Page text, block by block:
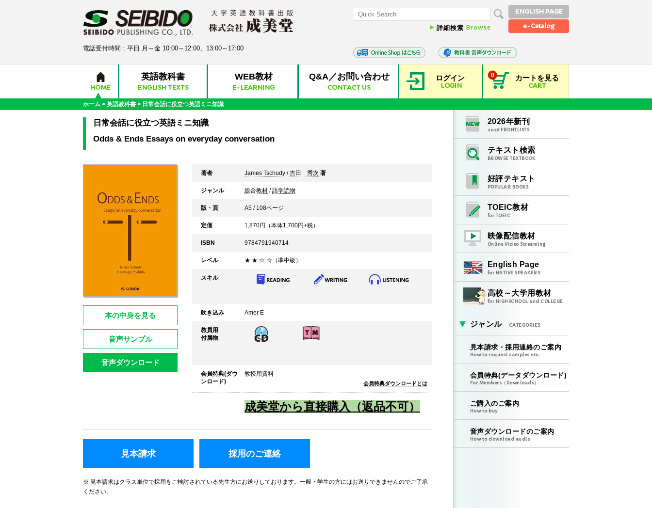
詳細検索 Browse
ENGLISH PAGE
e-Catalog
電話受付時間：平日 月～金 10:00～12:00、13:00～17:00
HOME
英語教科書
ENGLISH TEXTS
WEB教材
E-LEARNING
Q&A／お問い合わせ
CONTACT US
ログイン
LOGIN
カートを見る
CART
0
ホーム > 英語教科書 > 日常会話に役立つ英語ミニ知識
日常会話に役立つ英語ミニ知識
Odds & Ends Essays on everyday conversation
本の中身を見る
音声サンプル
音声ダウンロード
著者 James Tschudy /吉田 秀次 著
ジャンル 総合教材 /語学読物
版・頁 A5 / 108ページ
定価 1,870円（本体1,700円+税）
ISBN 9784791940714
レベル ★ ★ ☆ ☆（準中級）
スキル
吹き込み Amer E
教員用
付属物
会員特典(ダウ
ンロード)
教授用資料
会員特典ダウンロードとは
成美堂から直接購入（返品不可）
見本請求 採用のご連絡
※ 見本請求はクラス単位で採用をご検討されている先生方にお送りしております。一般・学生の方にはお送りできませんのでご了承
ください。
2026年新刊
2026FRONTLISTS
テキスト検索
BROWSE TEXTBOOK
好評テキスト
POPULAR BOOKS
TOEIC教材
for TOEIC
映像配信教材
Online Video Streaming
English Page
for NATIVE SPEAKERS
高校～大学用教材
for HIGHSCHOOL and COLLEGE
ジャンル CATEGORIES
見本請求・採用連絡のご案内
How to request samples etc.
会員特典(データダウンロード)
For Members（Downloads）
ご購入のご案内
How to buy
音声ダウンロードのご案内
How to download audio